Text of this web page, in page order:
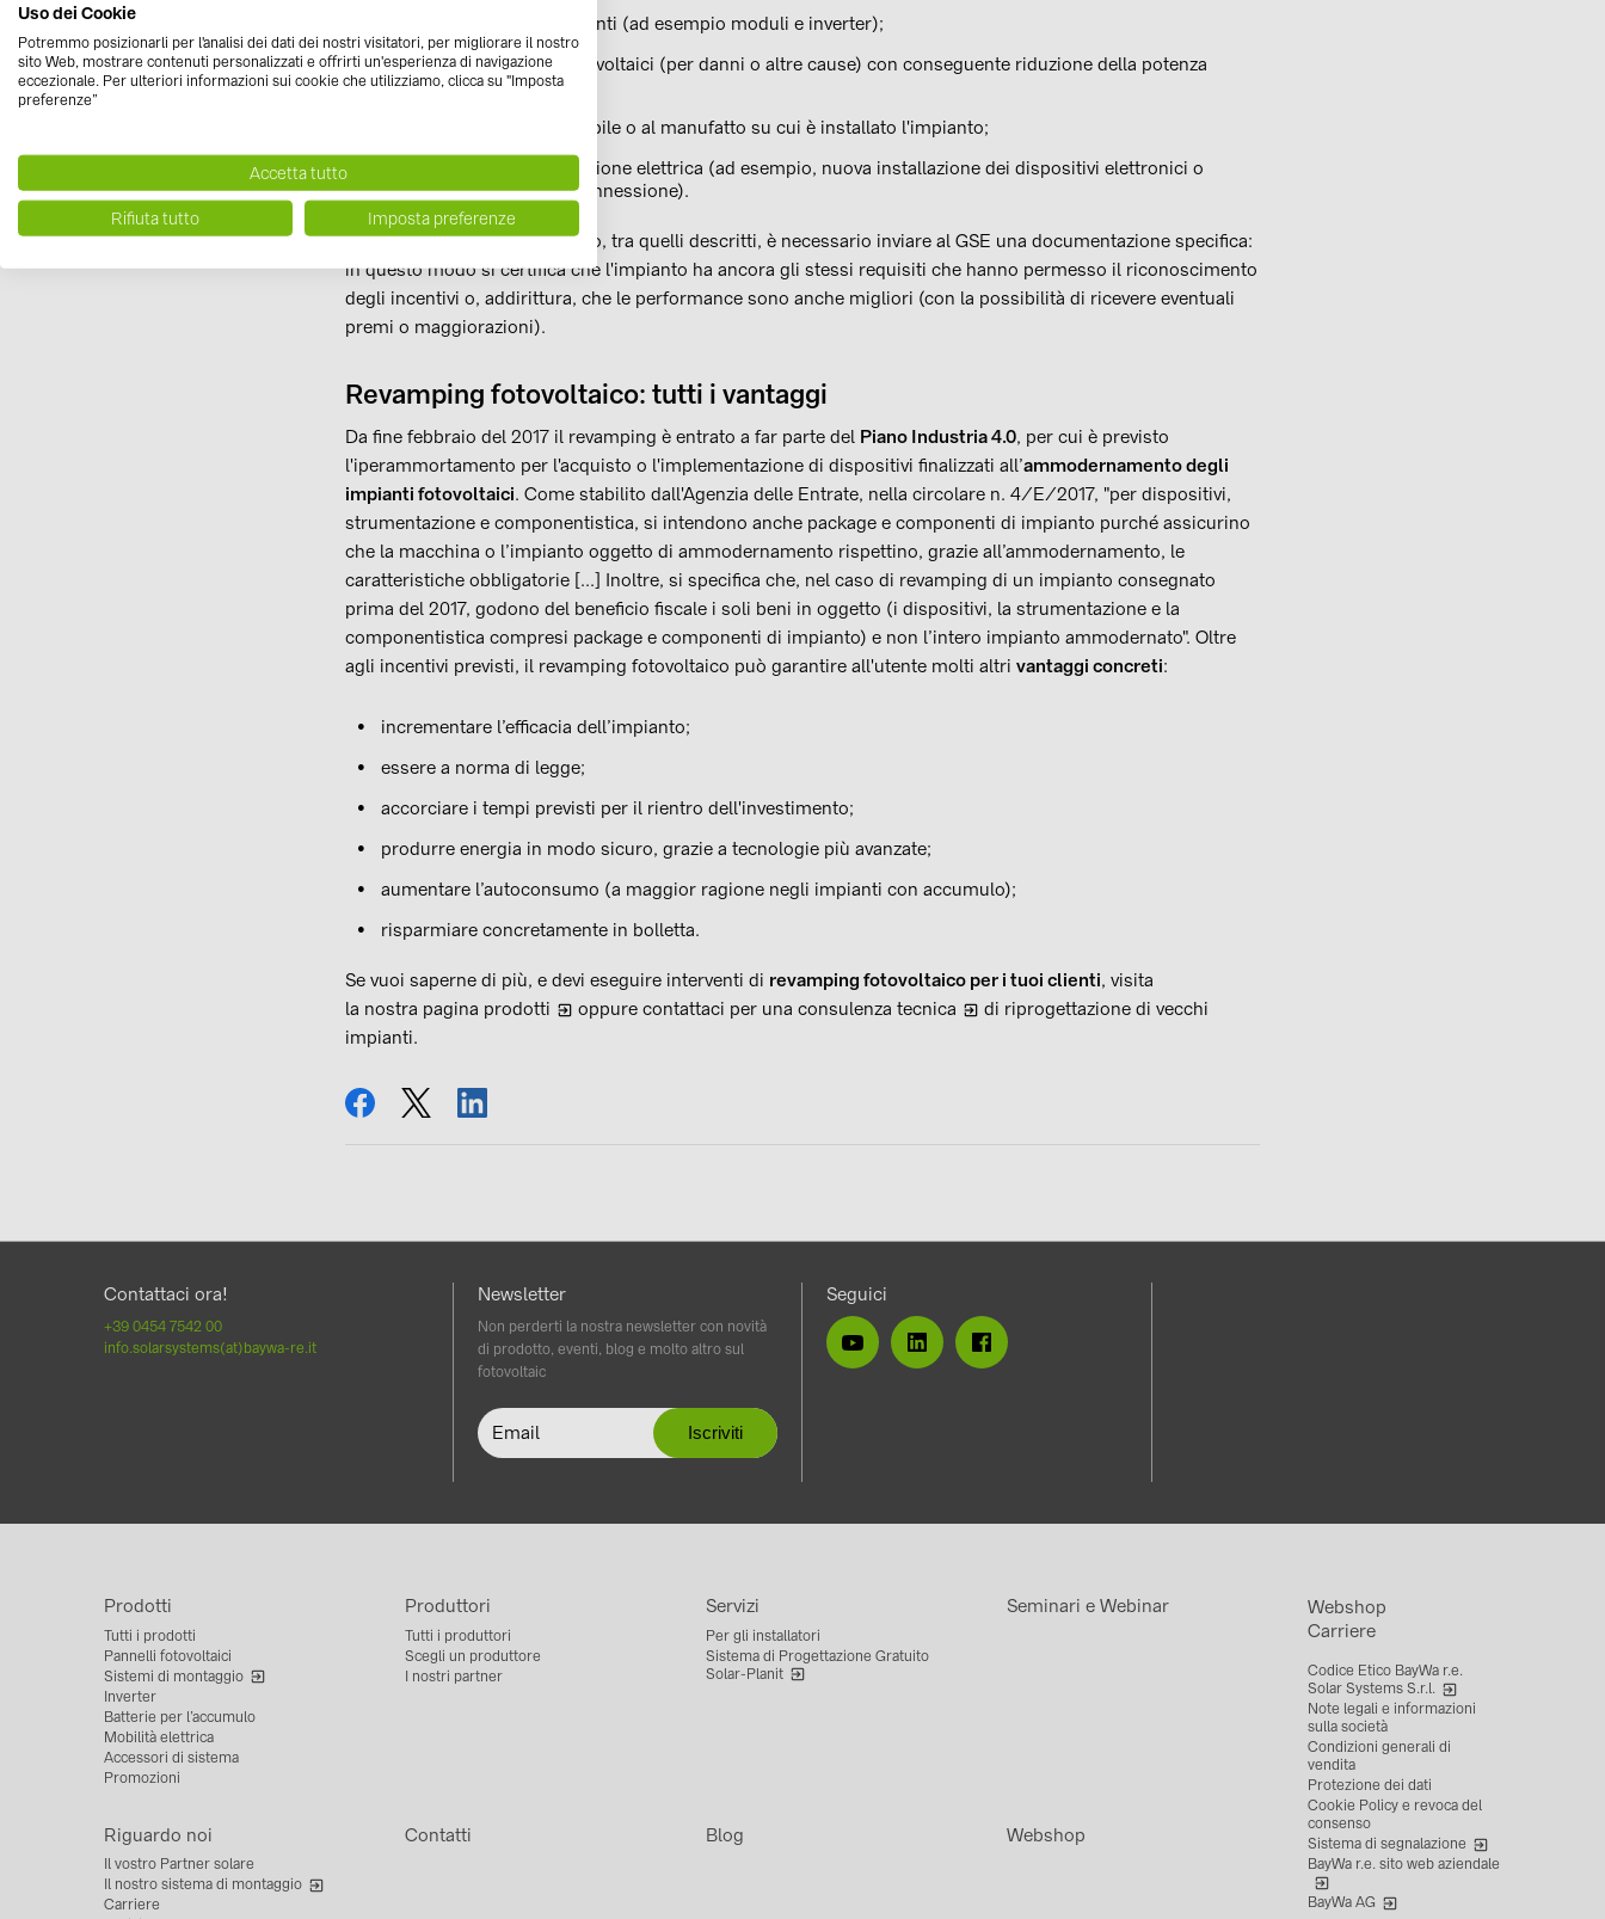
sostituzione dei componenti (ad esempio moduli e inverter);
rimozione dei moduli fotovoltaici (per danni o altre cause) con conseguente riduzione della potenza
nominale dell'impianto;
modifica edilizia all'immobile o al manufatto su cui è installato l'impianto;
variazioni della configurazione elettrica (ad esempio, nuova installazione dei dispositivi elettronici o
modifiche del punto di connessione).
Per ogni tipologia di intervento, tra quelli descritti, è necessario inviare al GSE una documentazione specifica:
in questo modo si certifica che l'impianto ha ancora gli stessi requisiti che hanno permesso il riconoscimento
degli incentivi o, addirittura, che le performance sono anche migliori (con la possibilità di ricevere eventuali
premi o maggiorazioni).
Revamping fotovoltaico: tutti i vantaggi
Da fine febbraio del 2017 il revamping è entrato a far parte del Piano Industria 4.0, per cui è previsto
l'iperammortamento per l'acquisto o l'implementazione di dispositivi finalizzati all’ammodernamento degli
impianti fotovoltaici. Come stabilito dall'Agenzia delle Entrate, nella circolare n. 4/E/2017, "per dispositivi,
strumentazione e componentistica, si intendono anche package e componenti di impianto purché assicurino
che la macchina o l’impianto oggetto di ammodernamento rispettino, grazie all’ammodernamento, le
caratteristiche obbligatorie [...] Inoltre, si specifica che, nel caso di revamping di un impianto consegnato
prima del 2017, godono del beneficio fiscale i soli beni in oggetto (i dispositivi, la strumentazione e la
componentistica compresi package e componenti di impianto) e non l’intero impianto ammodernato". Oltre
agli incentivi previsti, il revamping fotovoltaico può garantire all'utente molti altri vantaggi concreti:
incrementare l’efficacia dell’impianto;
essere a norma di legge;
accorciare i tempi previsti per il rientro dell'investimento;
produrre energia in modo sicuro, grazie a tecnologie più avanzate;
aumentare l’autoconsumo (a maggior ragione negli impianti con accumulo);
risparmiare concretamente in bolletta.
Se vuoi saperne di più, e devi eseguire interventi di revamping fotovoltaico per i tuoi clienti, visita
la nostra pagina prodotti
oppure contattaci per una consulenza tecnica
di riprogettazione di vecchi
impianti.
condividi
tweetcondividi
Contattaci ora!
+39 0454 7542 00
info.solarsystems(at)baywa-re.it
Newsletter
Non perderti la nostra newsletter con novità
di prodotto, eventi, blog e molto altro sul
fotovoltaic
Seguici
Prodotti
Tutti i prodotti
Pannelli fotovoltaici
Sistemi di montaggio
Inverter
Batterie per l’accumulo
Mobilità elettrica
Accessori di sistema
Promozioni
Produttori
Tutti i produttori
Scegli un produttore
I nostri partner
Servizi
Per gli installatori
Sistema di Progettazione Gratuito
Solar-Planit
Seminari e Webinar
Riguardo noi
Il vostro Partner solare
Il nostro sistema di montaggio
Carriere
Contatti Blog Webshop
Webshop
Carriere
Codice Etico BayWa r.e.
Solar Systems S.r.l.
Note legali e informazioni
sulla società
Condizioni generali di
vendita
Protezione dei dati
Cookie Policy e revoca del
consenso
Sistema di segnalazione
BayWa r.e. sito web aziendale
BayWa AG
Uso dei Cookie
Potremmo posizionarli per l'analisi dei dati dei nostri visitatori, per migliorare il nostro
sito Web, mostrare contenuti personalizzati e offrirti un'esperienza di navigazione
eccezionale. Per ulteriori informazioni sui cookie che utilizziamo, clicca su "Imposta
preferenze”
Accetta tutto
Rifiuta tutto Imposta preferenze